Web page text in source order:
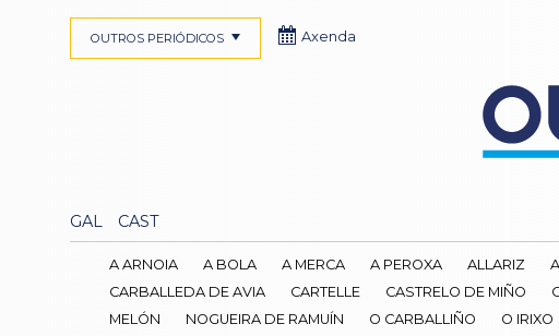
GAL CAST
OUTROS PERIÓDICOS Axenda
A ARNOIA A BOLA A MERCA A PEROXA ALLARIZ
CARBALLEDA DE AVIA
CARTELLE CASTRELO DE MIÑO
MELÓN
NOGUEIRA DE RAMUÍN O CARBALLIÑO O IRIXO